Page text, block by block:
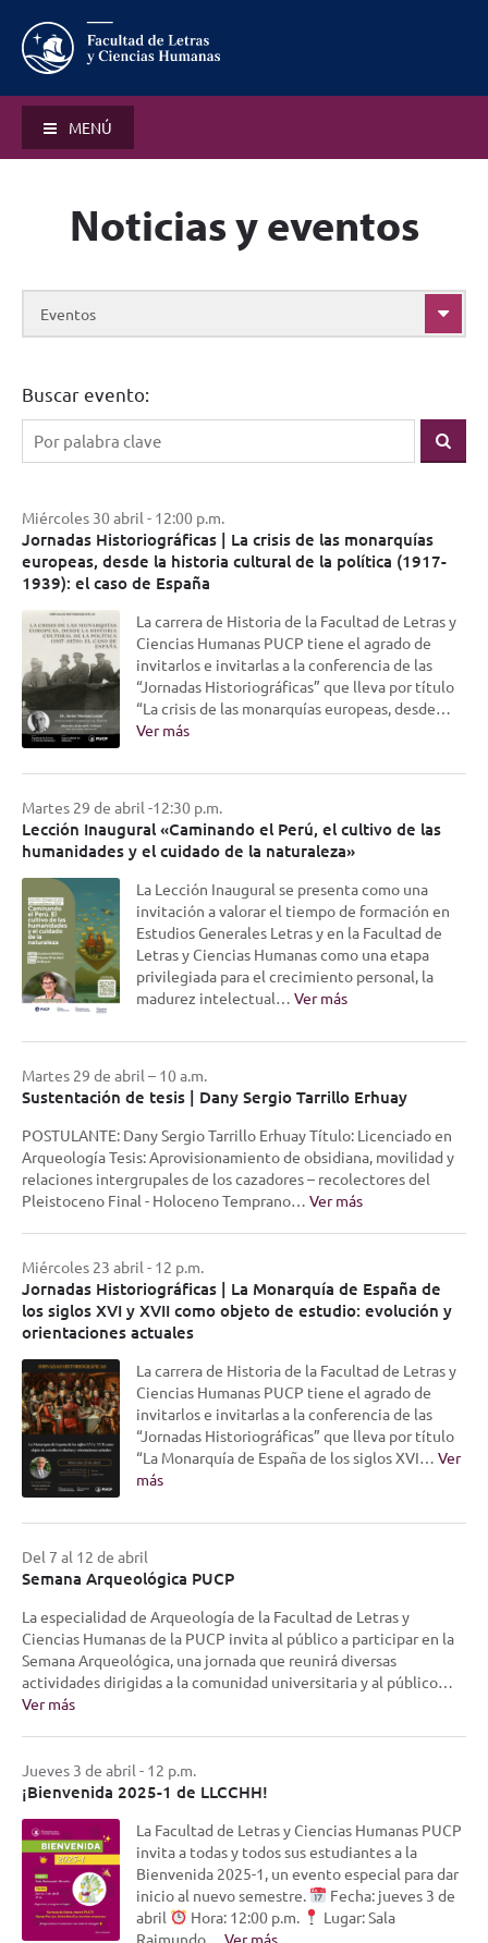
MENÚ
Noticias y eventos
Eventos
Buscar evento:
Miércoles 30 abril - 12:00 p.m.
Jornadas Historiográficas | La crisis de las monarquías
europeas, desde la historia cultural de la política (1917-
1939): el caso de España
La carrera de Historia de la Facultad de Letras y
Ciencias Humanas PUCP tiene el agrado de
invitarlos e invitarlas a la conferencia de las
“Jornadas Historiográficas” que lleva por título
“La crisis de las monarquías europeas, desde…
Ver más
Martes 29 de abril -12:30 p.m.
Lección Inaugural «Caminando el Perú, el cultivo de las
humanidades y el cuidado de la naturaleza»
La Lección Inaugural se presenta como una
invitación a valorar el tiempo de formación en
Estudios Generales Letras y en la Facultad de
Letras y Ciencias Humanas como una etapa
privilegiada para el crecimiento personal, la
madurez intelectual… Ver más
Martes 29 de abril – 10 a.m.
Sustentación de tesis | Dany Sergio Tarrillo Erhuay
POSTULANTE: Dany Sergio Tarrillo Erhuay Título: Licenciado en
Arqueología Tesis: Aprovisionamiento de obsidiana, movilidad y
relaciones intergrupales de los cazadores – recolectores del
Pleistoceno Final - Holoceno Temprano… Ver más
Miércoles 23 abril - 12 p.m.
Jornadas Historiográficas | La Monarquía de España de
los siglos XVI y XVII como objeto de estudio: evolución y
orientaciones actuales
La carrera de Historia de la Facultad de Letras y
Ciencias Humanas PUCP tiene el agrado de
invitarlos e invitarlas a la conferencia de las
“Jornadas Historiográficas” que lleva por título
“La Monarquía de España de los siglos XVI… Ver
más
Del 7 al 12 de abril
Semana Arqueológica PUCP
La especialidad de Arqueología de la Facultad de Letras y
Ciencias Humanas de la PUCP invita al público a participar en la
Semana Arqueológica, una jornada que reunirá diversas
actividades dirigidas a la comunidad universitaria y al público…
Ver más
Jueves 3 de abril - 12 p.m.
¡Bienvenida 2025-1 de LLCCHH!
La Facultad de Letras y Ciencias Humanas PUCP
invita a todas y todos sus estudiantes a la
Bienvenida 2025-1, un evento especial para dar
inicio al nuevo semestre.
Fecha: jueves 3 de
abril
Hora: 12:00 p.m.
Lugar: Sala
Raimundo… Ver más